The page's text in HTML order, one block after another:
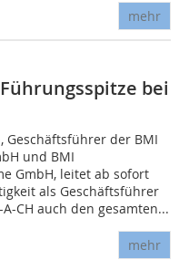
mehr
bei
Geschäftsführer der BMI
und BMI
GmbH, leitet ab sofort
als Geschäftsführer
CH auch den gesamten...
mehr